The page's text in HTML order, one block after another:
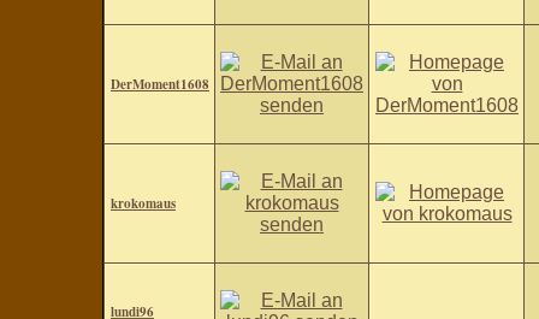
DerMoment1608
krokomaus
lundi96